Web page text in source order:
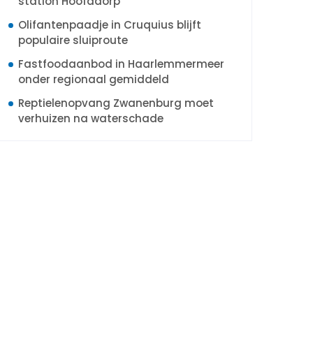
Olifantenpaadje in Cruquius blijft
populaire sluiproute
Fastfoodaanbod in Haarlemmermeer
onder regionaal gemiddeld
Reptielenopvang Zwanenburg moet
verhuizen na waterschade